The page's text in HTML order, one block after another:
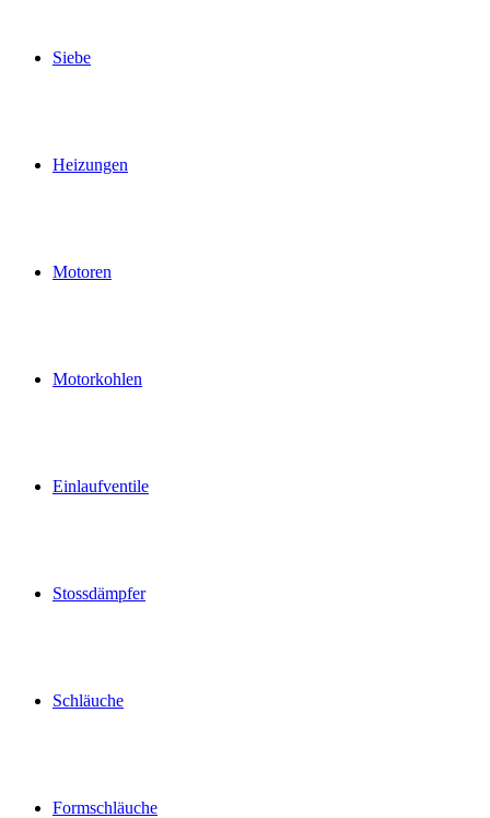
Siebe
Heizungen
Motoren
Motorkohlen
Einlaufventile
Stossdämpfer
Schläuche
Formschläuche